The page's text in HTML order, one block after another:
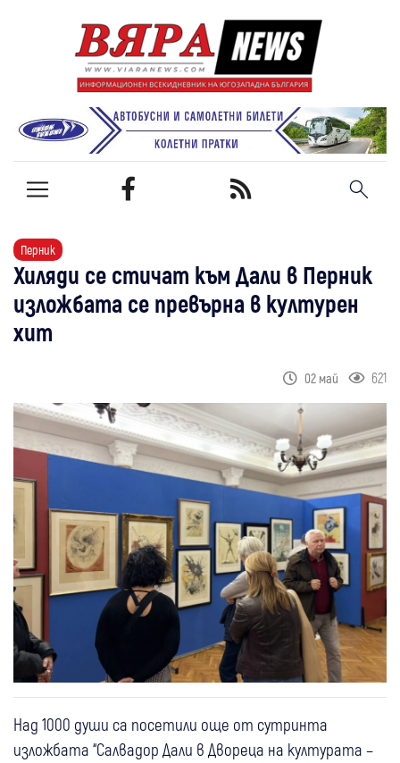
Перник
Хиляди се стичат към Дали в Перник
изложбата се превърна в културен
хит
02 май 621
Над 1000 души са посетили още от сутринта
изложбата “Салвадор Дали в Двореца на културата –